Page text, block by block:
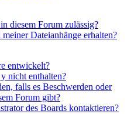
diesem Forum zulässig?
Dateianhänge erhalten?
entwickelt?
nicht enthalten?
falls es Beschwerden oder
Forum gibt?
des Boards kontaktieren?